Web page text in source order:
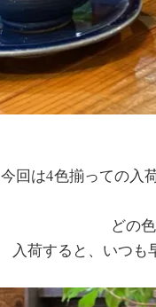
今回は4色揃っての入
どの
入荷すると、いつも